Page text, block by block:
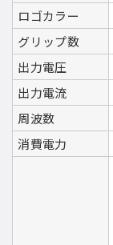
ロゴカラー
グリップ数
出力電圧
出力電流
周波数
消費電力